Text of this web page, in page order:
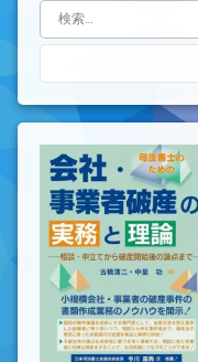
検索: